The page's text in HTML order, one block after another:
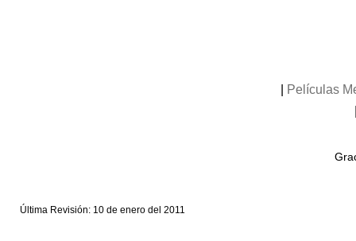
Películas
Última Revisión: 10 de enero del 2011